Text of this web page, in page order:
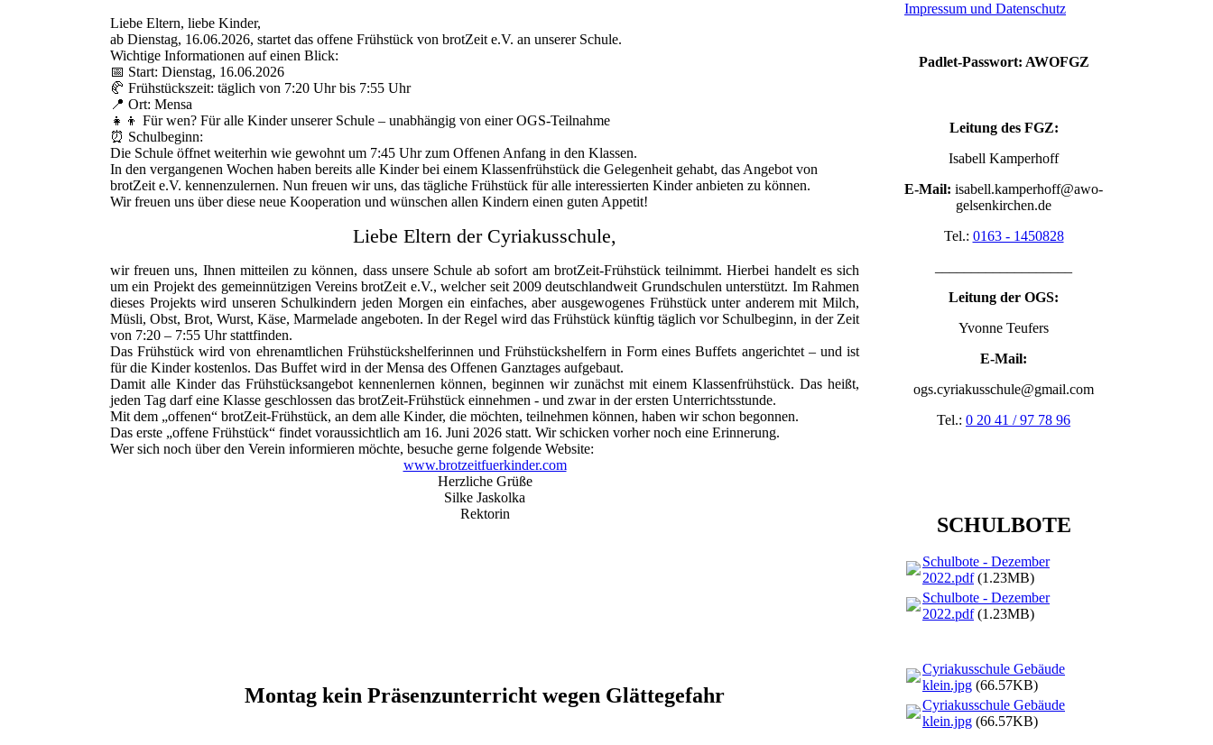
Liebe Eltern, liebe Kinder,
ab Dienstag, 16.06.2026, startet das offene Frühstück von brotZeit e.V. an unserer Schule.
Wichtige Informationen auf einen Blick:
📅 Start: Dienstag, 16.06.2026
🥐 Frühstückszeit: täglich von 7:20 Uhr bis 7:55 Uhr
📍 Ort: Mensa
👧👦 Für wen? Für alle Kinder unserer Schule – unabhängig von einer OGS-Teilnahme
⏰ Schulbeginn:
Die Schule öffnet weiterhin wie gewohnt um 7:45 Uhr zum Offenen Anfang in den Klassen.
In den vergangenen Wochen haben bereits alle Kinder bei einem Klassenfrühstück die Gelegenheit gehabt, das Angebot von
brotZeit e.V. kennenzulernen. Nun freuen wir uns, das tägliche Frühstück für alle interessierten Kinder anbieten zu können.
Wir freuen uns über diese neue Kooperation und wünschen allen Kindern einen guten Appetit!
Liebe Eltern der Cyriakusschule,
wir freuen uns, Ihnen mitteilen zu können, dass unsere Schule ab sofort am brotZeit-Frühstück teilnimmt. Hierbei handelt es sich
um ein Projekt des gemeinnützigen Vereins brotZeit e.V., welcher seit 2009 deutschlandweit Grundschulen unterstützt. Im Rahmen
dieses Projekts wird unseren Schulkindern jeden Morgen ein einfaches, aber ausgewogenes Frühstück unter anderem mit Milch,
Müsli, Obst, Brot, Wurst, Käse, Marmelade angeboten. In der Regel wird das Frühstück künftig täglich vor Schulbeginn, in der Zeit
von 7:20 – 7:55 Uhr stattfinden.
Das Frühstück wird von ehrenamtlichen Frühstückshelferinnen und Frühstückshelfern in Form eines Buffets angerichtet – und ist
für die Kinder kostenlos. Das Buffet wird in der Mensa des Offenen Ganztages aufgebaut.
Damit alle Kinder das Frühstücksangebot kennenlernen können, beginnen wir zunächst mit einem Klassenfrühstück. Das heißt,
jeden Tag darf eine Klasse geschlossen das brotZeit-Frühstück einnehmen - und zwar in der ersten Unterrichtsstunde.
Mit dem „offenen“ brotZeit-Frühstück, an dem alle Kinder, die möchten, teilnehmen können, haben wir schon begonnen.
Das erste „offene Frühstück“ findet voraussichtlich am 16. Juni 2026 statt. Wir schicken vorher noch eine Erinnerung.
Wer sich noch über den Verein informieren möchte, besuche gerne folgende Website:
www.brotzeitfuerkinder.com
Herzliche Grüße
Silke Jaskolka
Rektorin
Montag kein Präsenzunterricht wegen Glättegefahr
Impressum und Datenschutz
Padlet-Passwort: AWOFGZ
Leitung des FGZ:
Isabell Kamperhoff
E-Mail: isabell.kamperhoff@awo-
gelsenkirchen.de
Tel.: 0163 - 1450828
Leitung der OGS:
Yvonne Teufers
E-Mail:
ogs.cyriakusschule@gmail.com
Tel.: 0 20 41 / 97 78 96
SCHULBOTE
Schulbote - Dezember
2022.pdf(1.23MB)
Schulbote - Dezember
2022.pdf(1.23MB)
Cyriakusschule Gebäude
klein.jpg (66.57KB)
Cyriakusschule Gebäude
klein.jpg (66.57KB)